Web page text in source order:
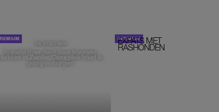
DE STAD VAN
Isabelle Boer deelt haar favoriete
plekken in Zwolle: 'Deze plek houd ik
graag verborgen'
EXPATS MET
RASHONDEN